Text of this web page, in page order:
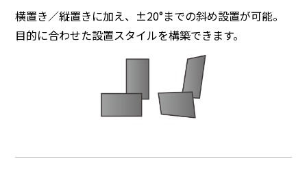
横置き／縦置きに加え、±20°までの斜め設置が可能。
目的に合わせた設置スタイルを構築できます。